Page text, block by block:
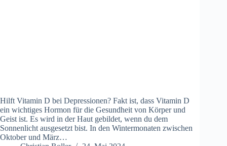
Hilft Vitamin D bei Depressionen? Fakt ist, dass Vitamin D
ein wichtiges Hormon für die Gesundheit von Körper und
Geist ist. Es wird in der Haut gebildet, wenn du dem
Sonnenlicht ausgesetzt bist. In den Wintermonaten zwischen
Oktober und März…